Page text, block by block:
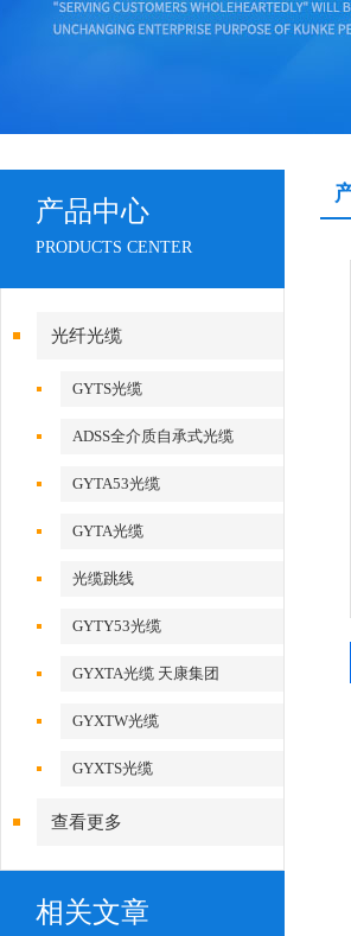
产品中心
PRODUCTS CENTER
光纤光缆
GYTS光缆
ADSS全介质自承式光缆
GYTA53光缆
GYTA光缆
光缆跳线
GYTY53光缆
GYXTA光缆 天康集团
GYXTW光缆
GYXTS光缆
查看更多
相关文章